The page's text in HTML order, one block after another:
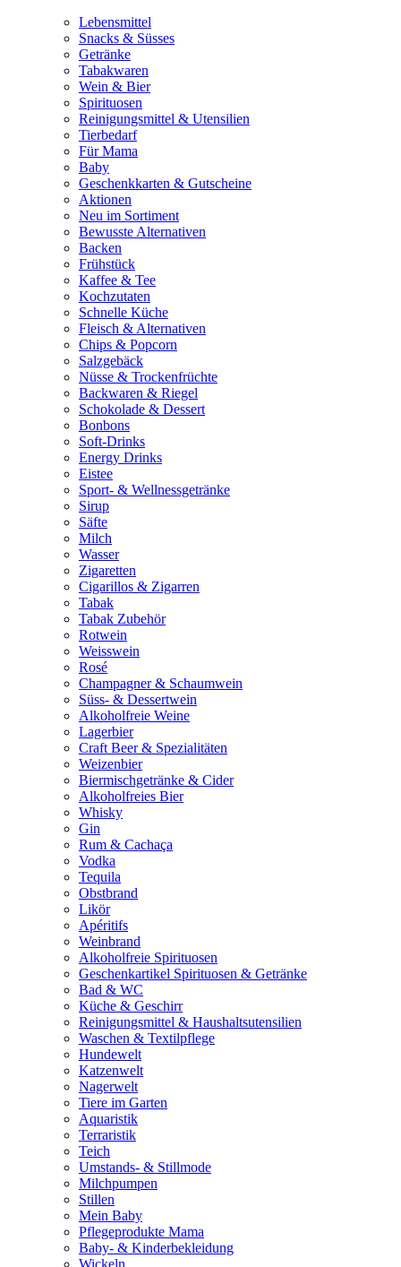
Lebensmittel
Snacks & Süsses
Getränke
Tabakwaren
Wein & Bier
Spirituosen
Reinigungsmittel & Utensilien
Tierbedarf
Für Mama
Baby
Geschenkkarten & Gutscheine
Aktionen
Neu im Sortiment
Bewusste Alternativen
Backen
Frühstück
Kaffee & Tee
Kochzutaten
Schnelle Küche
Fleisch & Alternativen
Chips & Popcorn
Salzgebäck
Nüsse & Trockenfrüchte
Backwaren & Riegel
Schokolade & Dessert
Bonbons
Soft-Drinks
Energy Drinks
Eistee
Sport- & Wellnessgetränke
Sirup
Säfte
Milch
Wasser
Zigaretten
Cigarillos & Zigarren
Tabak
Tabak Zubehör
Rotwein
Weisswein
Rosé
Champagner & Schaumwein
Süss- & Dessertwein
Alkoholfreie Weine
Lagerbier
Craft Beer & Spezialitäten
Weizenbier
Biermischgetränke & Cider
Alkoholfreies Bier
Whisky
Gin
Rum & Cachaça
Vodka
Tequila
Obstbrand
Likör
Apéritifs
Weinbrand
Alkoholfreie Spirituosen
Geschenkartikel Spirituosen & Getränke
Bad & WC
Küche & Geschirr
Reinigungsmittel & Haushaltsutensilien
Waschen & Textilpflege
Hundewelt
Katzenwelt
Nagerwelt
Tiere im Garten
Aquaristik
Terraristik
Teich
Umstands- & Stillmode
Milchpumpen
Stillen
Mein Baby
Pflegeprodukte Mama
Baby- & Kinderbekleidung
Wickeln